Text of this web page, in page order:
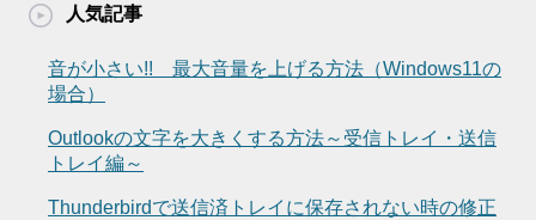
人気記事
音が小さい!! 最大音量を上げる方法（Windows11の
場合）
Outlookの文字を大きくする方法～受信トレイ・送信
トレイ編～
Thunderbirdで送信済トレイに保存されない時の修正